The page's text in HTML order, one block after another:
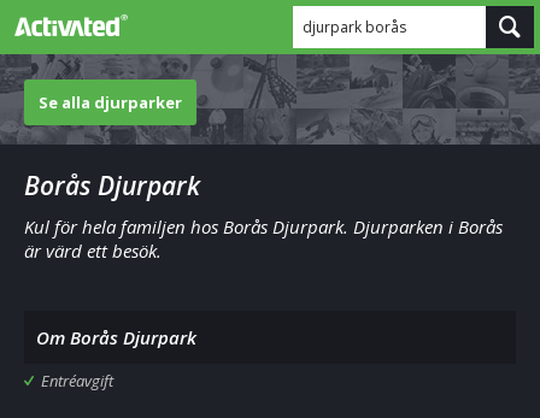
djurpark borås
Se alla djurparker
Borås Djurpark
Kul för hela familjen hos Borås Djurpark. Djurparken i Borås
är värd ett besök.
Om Borås Djurpark
Entréavgift